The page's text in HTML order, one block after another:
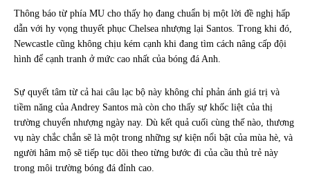
Thông báo từ phía MU cho thấy họ đang chuẩn bị một lời đề nghị hấp
dẫn với hy vọng thuyết phục Chelsea nhượng lại Santos. Trong khi đó,
Newcastle cũng không chịu kém cạnh khi đang tìm cách nâng cấp đội
hình để cạnh tranh ở mức cao nhất của bóng đá Anh.
Sự quyết tâm từ cả hai câu lạc bộ này không chỉ phản ánh giá trị và
tiềm năng của Andrey Santos mà còn cho thấy sự khốc liệt của thị
trường chuyển nhượng ngày nay. Dù kết quả cuối cùng thế nào, thương
vụ này chắc chắn sẽ là một trong những sự kiện nổi bật của mùa hè, và
người hâm mộ sẽ tiếp tục dõi theo từng bước đi của cầu thủ trẻ này
trong môi trường bóng đá đỉnh cao.